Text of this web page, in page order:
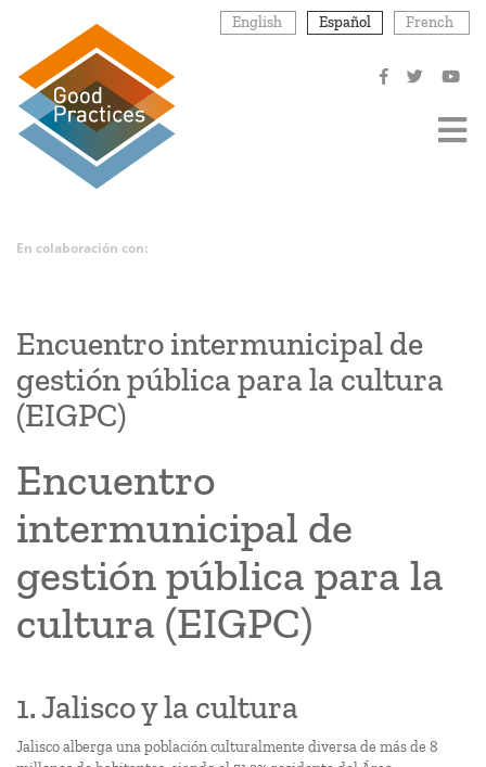
contenido
principal
English Español French
En colaboración con:
Encuentro intermunicipal de
gestión pública para la cultura
(EIGPC)
Encuentro
intermunicipal de
gestión pública para la
cultura (EIGPC)
1. Jalisco y la cultura
Jalisco alberga una población culturalmente diversa de más de 8